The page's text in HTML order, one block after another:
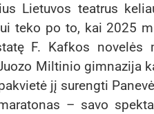
Lietuvos teatrus
teko po to, kai 2025
F. Kafkos novelės
Miltinio gimnazija
jį surengti
– savo